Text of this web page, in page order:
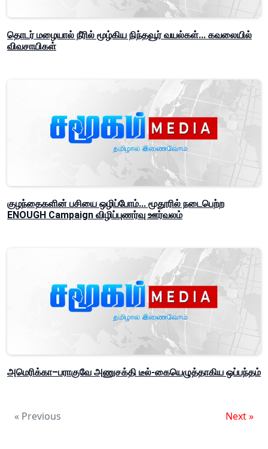
தொடர் மழையால் நீரில் மூழ்கிய நிந்தவூர் வயல்கள்... கவலையில்
விவசாயிகள்
குழந்தைகளின் பசியை ஒழிப்போம்... மூதூரில் நடைபெற்ற
ENOUGH Campaign விழிப்புணர்வு ஊர்வலம்
அமெரிக்கா–பராகுவே அணுசக்தி டீல்-கையெழுத்தாகிய ஒப்பந்தம்
« Previous Next »